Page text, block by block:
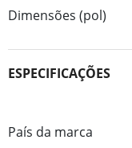
Dimensões (pol)
ESPECIFICAÇÕES
País da marca